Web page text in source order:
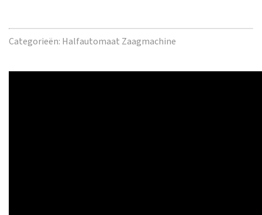
Categorieën: Halfautomaat Zaagmachine